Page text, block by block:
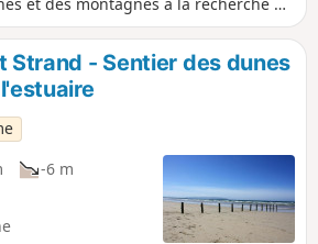
- Sentier des dunes
-6 m